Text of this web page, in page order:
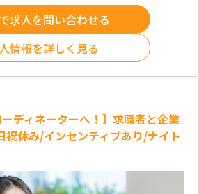
求人を問い合わせる
情報を詳しく見る
ーディネーターへ！】求職者と企業
祝休み/インセンティブあり/ナイト